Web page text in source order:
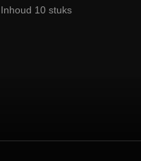
Inhoud 10 stuks